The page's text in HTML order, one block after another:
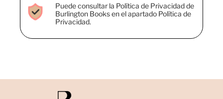
Puede consultar la Política de Privacidad de
Burlington Books en el apartado Política de
Privacidad.